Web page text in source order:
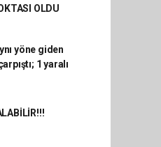
OLDU
yöne giden
1 yaralı